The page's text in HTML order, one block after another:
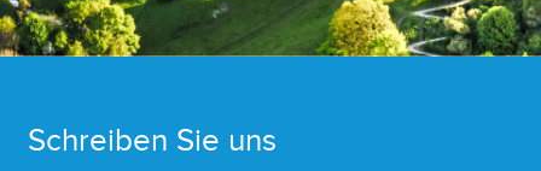
Schreiben Sie uns